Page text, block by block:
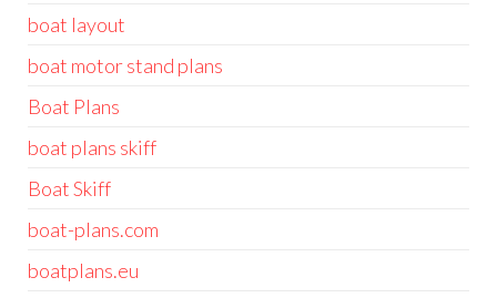
boat layout
boat motor stand plans
Boat Plans
boat plans skiff
Boat Skiff
boat-plans.com
boatplans.eu